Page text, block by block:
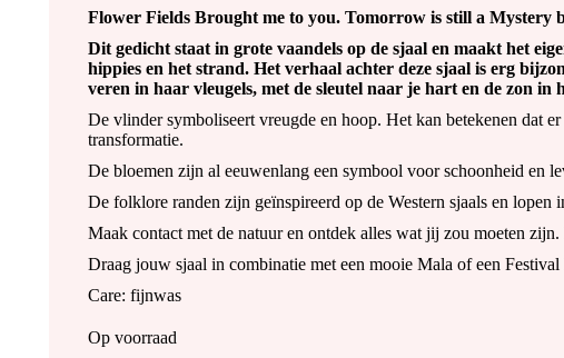
Flower Fields Brought me to you. Tomorrow is still a Mystery
Dit gedicht staat in grote vaandels op de sjaal en maakt het
hippies en het strand. Het verhaal achter deze sjaal is erg
veren in haar vleugels, met de sleutel naar je hart en de zon in
De vlinder symboliseert vreugde en hoop. Het kan betekenen dat
transformatie.
De bloemen zijn al eeuwenlang een symbool voor schoonheid en
De folklore randen zijn geïnspireerd op de Western sjaals en lopen
Maak contact met de natuur en ontdek alles wat jij zou moeten
Draag jouw sjaal in combinatie met een mooie Mala of een Festival
Care: fijnwas
Op voorraad